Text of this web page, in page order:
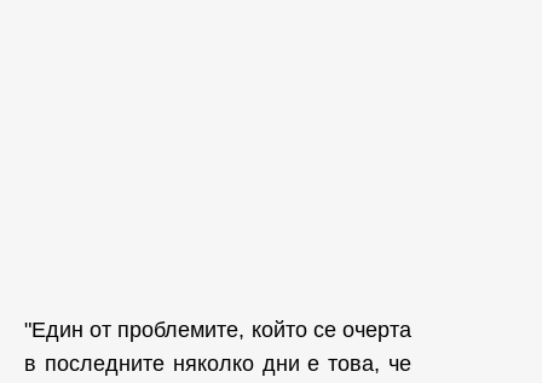
"Един от проблемите, който се очерта
в последните няколко дни е това, че